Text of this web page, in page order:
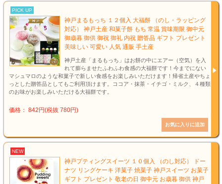
PICK UP
神戸まるもっち １２個入 大福餅 （のし・ラッピング
対応） 神戸土産 和菓子餅 もち 常温 賞味期限 御中元
御歳暮 御供 御祝 御礼 内祝 贈答品 ギフト プレゼント
美味しい 可愛い 人気 通販 手土産
神戸土産「まるもっち」はお餅の中にエアー（空気）を入
れて膨らませたふわふわ食感の大福餅です！今までにない
マシュマロのような和菓子で新しい食感をお楽しみいただけます！帰省土産やちょ
っとした贈答品としてもご利用頂けます。ココア・抹茶・イチゴ・ミルク、４種類
のお味がお楽しみいただける大福餅です。
価格： 842円(税抜 780円)
NEW
神戸プティングスイーツ １０個入 （のし対応） ドー
ナツ リングケーキ 洋菓子 焼菓子 神戸スイーツ お菓子
ギフト プレゼント 敬老の日 御中元 お歳暮 御供 神戸